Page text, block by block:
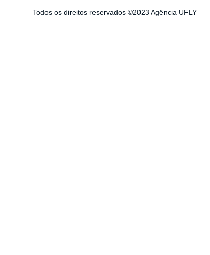
Todos os direitos reservados ©2023 Agência UFLY